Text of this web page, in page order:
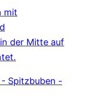
Spitzbuben -